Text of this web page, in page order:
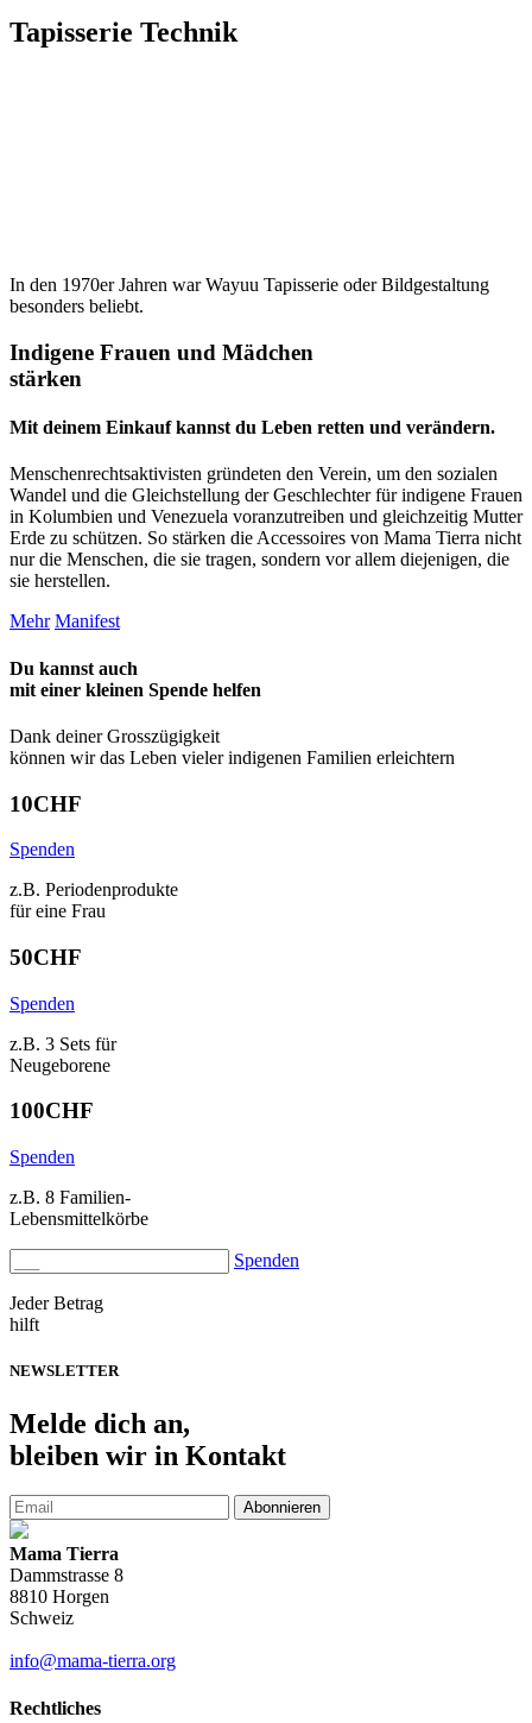
Tapisserie Technik
In den 1970er Jahren war Wayuu Tapisserie oder Bildgestaltung
besonders beliebt.
Indigene Frauen und Mädchen
stärken
Mit deinem Einkauf kannst du Leben retten und verändern.
Menschenrechtsaktivisten gründeten den Verein, um den sozialen
Wandel und die Gleichstellung der Geschlechter für indigene Frauen
in Kolumbien und Venezuela voranzutreiben und gleichzeitig Mutter
Erde zu schützen. So stärken die Accessoires von Mama Tierra nicht
nur die Menschen, die sie tragen, sondern vor allem diejenigen, die
sie herstellen.
Mehr Manifest
Du kannst auch
mit einer kleinen Spende helfen
Dank deiner Grosszügigkeit
können wir das Leben vieler indigenen Familien erleichtern
10CHF
Spenden
z.B. Periodenprodukte
für eine Frau
50CHF
Spenden
z.B. 3 Sets für
Neugeborene
100CHF
Spenden
z.B. 8 Familien-
Lebensmittelkörbe
Spenden
Jeder Betrag
hilft
NEWSLETTER
Melde dich an,
bleiben wir in Kontakt
Abonnieren
Mama Tierra
Dammstrasse 8
8810 Horgen
Schweiz
info@mama-tierra.org
Rechtliches